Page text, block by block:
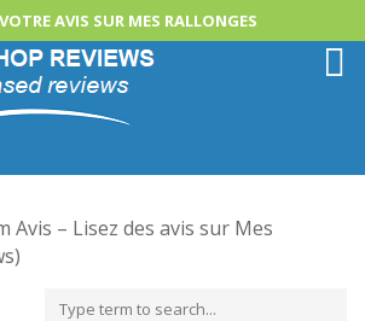
Avis – Lisez des avis sur Mes
AVIS SUR MES RALLONGES